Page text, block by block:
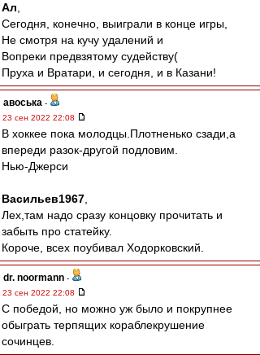
Ал
Сегодня, конечно, выиграли в конце игры,
Не смотря на кучу удалений и
Вопреки предвзятому судейству(
Пруха и Вратари, и сегодня, и в Казани!
авоська -
23 сен 2022 22:08
В хоккее пока молодцы.Плотненько сзади,а
впереди разок-другой подловим.
Нью-Джерси
Васильев1967
Лех,там надо сразу концовку прочитать и
забыть про статейку.
Короче, всех поубивал Ходорковский.
dr. noormann -
23 сен 2022 22:08
С победой, но можно уж было и покрупнее
обыграть терпящих кораблекрушение
сочинцев.